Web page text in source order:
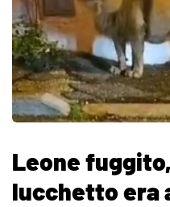
Leone
lucchetto era